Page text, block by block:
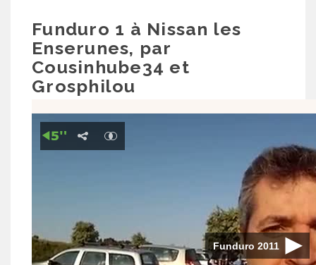
Funduro 1 à Nissan les
Enserunes, par
Cousinhube34 et
Grosphilou